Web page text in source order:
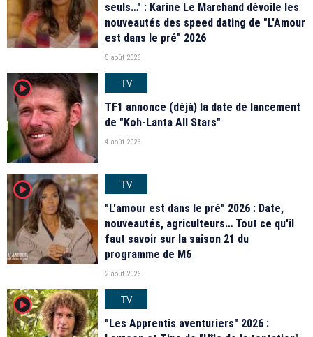
seuls…" : Karine Le Marchand dévoile les
nouveautés des speed dating de "L'Amour
est dans le pré" 2026
5 août 2026
player2
TV
TF1 annonce (déjà) la date de lancement
de "Koh-Lanta All Stars"
4 août 2026
player2
TV
"L'amour est dans le pré" 2026 : Date,
nouveautés, agriculteurs… Tout ce qu'il
faut savoir sur la saison 21 du
programme de M6
2 août 2026
player2
TV
"Les Apprentis aventuriers" 2026 :